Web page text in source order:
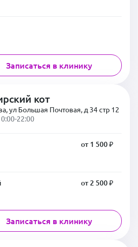
Записаться в клинику
кот
ул Большая Почтовая, д 34 стр 12
22:00
от 1 500 ₽
от 2 500 ₽
Записаться в клинику